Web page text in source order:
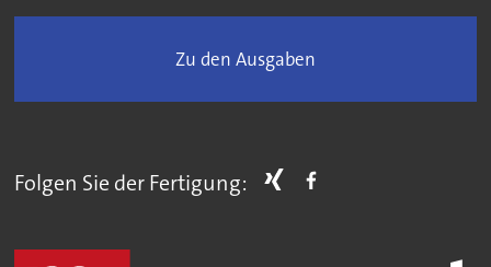
Zu den Ausgaben
Folgen Sie der Fertigung: